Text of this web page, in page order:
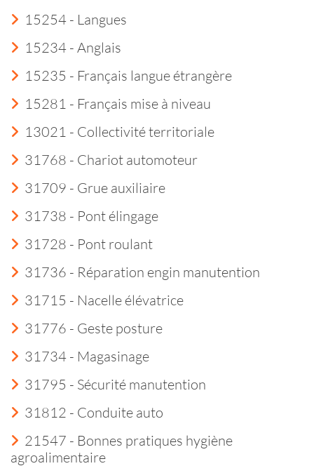
15254 - Langues
15234 - Anglais
15235 - Français langue étrangère
15281 - Français mise à niveau
13021 - Collectivité territoriale
31768 - Chariot automoteur
31709 - Grue auxiliaire
31738 - Pont élingage
31728 - Pont roulant
31736 - Réparation engin manutention
31715 - Nacelle élévatrice
31776 - Geste posture
31734 - Magasinage
31795 - Sécurité manutention
31812 - Conduite auto
21547 - Bonnes pratiques hygiène
agroalimentaire